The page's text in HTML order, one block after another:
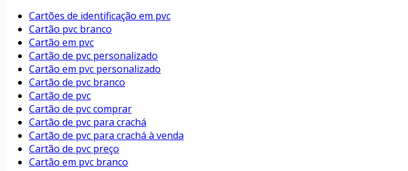
Cartões de identificação em pvc
Cartão pvc branco
Cartão em pvc
Cartão de pvc personalizado
Cartão em pvc personalizado
Cartão de pvc branco
Cartão de pvc
Cartão de pvc comprar
Cartão de pvc para crachá
Cartão de pvc para crachá à venda
Cartão de pvc preço
Cartão em pvc branco